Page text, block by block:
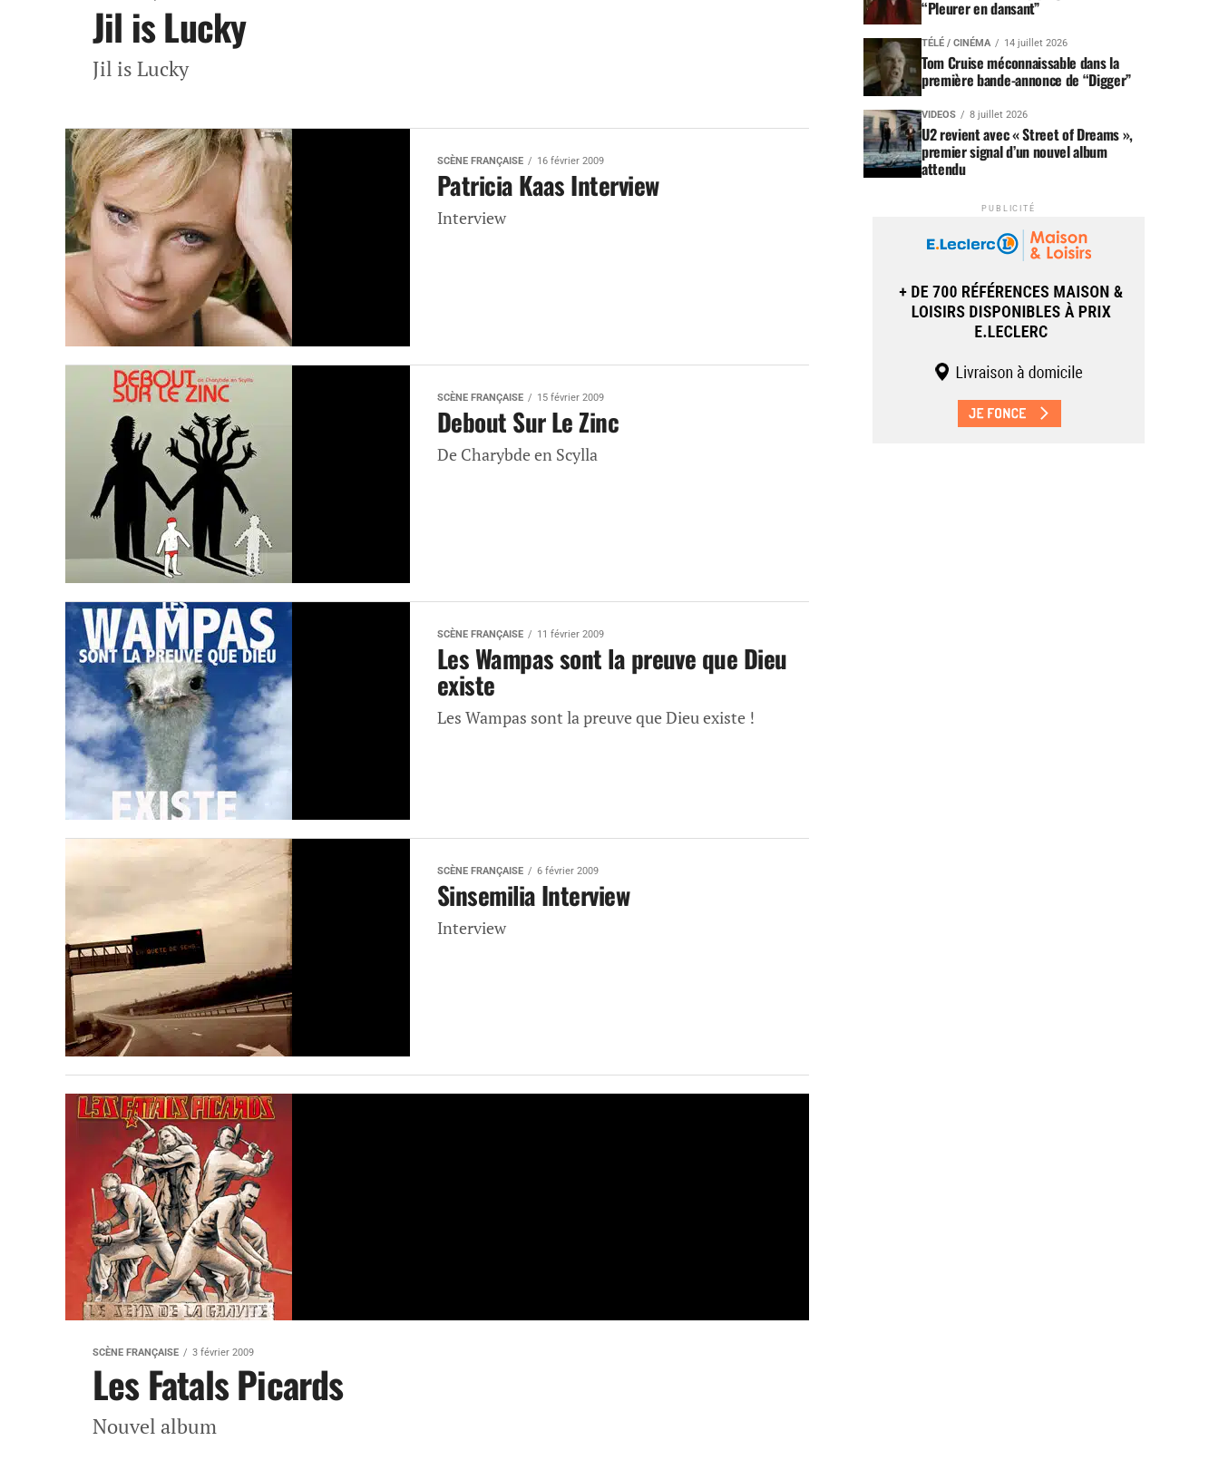
Jil is Lucky
Jil is Lucky
SCÈNE FRANÇAISE 16 février 2009
Patricia Kaas Interview
Interview
SCÈNE FRANÇAISE 15 février 2009
Debout Sur Le Zinc
De Charybde en Scylla
SCÈNE FRANÇAISE 11 février 2009
Les Wampas sont la preuve que Dieu
existe
Les Wampas sont la preuve que Dieu existe !
SCÈNE FRANÇAISE 6 février 2009
Sinsemilia Interview
Interview
SCÈNE FRANÇAISE 3 février 2009
Les Fatals Picards
Nouvel album
“Pleurer en dansant”
TÉLÉ / CINÉMA 14 juillet 2026
Tom Cruise méconnaissable dans la
première bande-annonce de “Digger”
VIDEOS 8 juillet 2026
U2 revient avec « Street of Dreams »,
premier signal d’un nouvel album
attendu
PUBLICITÉ